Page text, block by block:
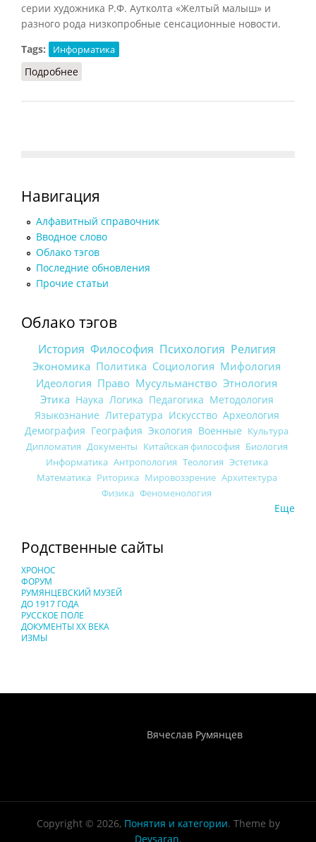
серии художника Р.Ф. Аутколта «Желтый малыш» и
разного рода низкопробные сенсационные новости.
Tags:
Информатика
Подробнее
Навигация
Алфавитный справочник
Вводное слово
Облако тэгов
Последние обновления
Прочие статьи
Облако тэгов
История Философия Психология Религия
Экономика Политика Социология Мифология
Идеология Право Мусульманство Этнология
Этика Наука Логика Педагогика Методология
Языкознание Литература Искусство Археология
Демография География Экология Военные Культура
Дипломатия Документы Китайская философия Биология
Информатика Антропология Теология Эстетика
Математика Риторика Мировоззрение Архитектура
Физика Феноменология
Еще
Родственные сайты
ХРОНОС
ФОРУМ
РУМЯНЦЕВСКИЙ МУЗЕЙ
ДО 1917 ГОДА
РУССКОЕ ПОЛЕ
ДОКУМЕНТЫ XX ВЕКА
ИЗМЫ
Вячеслав Румянцев
Copyright © 2026, Понятия и категории. Theme by
Devsaran.